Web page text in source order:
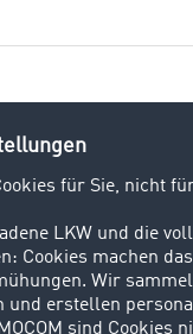
Deponieren
ganz
Gütern